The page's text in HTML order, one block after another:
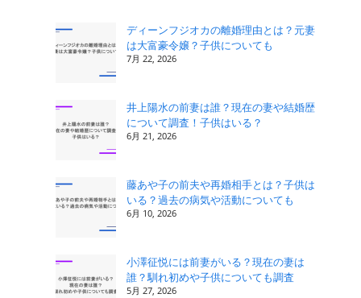
ディーンフジオカの離婚理由とは？元妻
は大富豪令嬢？子供についても
7月 22, 2026
井上陽水の前妻は誰？現在の妻や結婚歴
について調査！子供はいる？
6月 21, 2026
藤あや子の前夫や再婚相手とは？子供は
いる？過去の病気や活動についても
6月 10, 2026
小澤征悦には前妻がいる？現在の妻は
誰？馴れ初めや子供についても調査
5月 27, 2026